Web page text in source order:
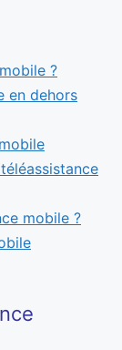
?
en dehors
mobile ?